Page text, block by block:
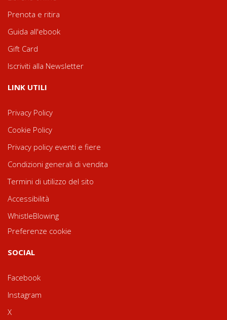
Prenota e ritira
Guida all'ebook
Gift Card
Iscriviti alla Newsletter
LINK UTILI
Privacy Policy
Cookie Policy
Privacy policy eventi e fiere
Condizioni generali di vendita
Termini di utilizzo del sito
Accessibilità
WhistleBlowing
Preferenze cookie
SOCIAL
Facebook
Instagram
X